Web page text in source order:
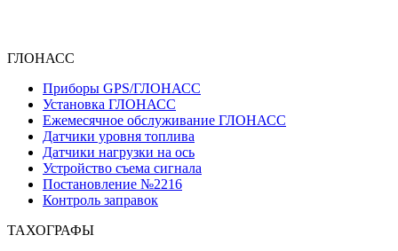
ГЛОНАСС
Приборы GPS/ГЛОНАСС
Установка ГЛОНАСС
Ежемесячное обслуживание ГЛОНАСС
Датчики уровня топлива
Датчики нагрузки на ось
Устройство съема сигнала
Постановление №2216
Контроль заправок
ТАХОГРАФЫ